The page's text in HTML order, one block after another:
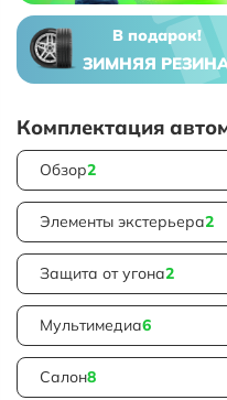
В подарок!
ЗИМНЯЯ
Комплектация
Обзор2
Элементы экстерьера2
Защита от угона2
Мультимедиа6
Салон8